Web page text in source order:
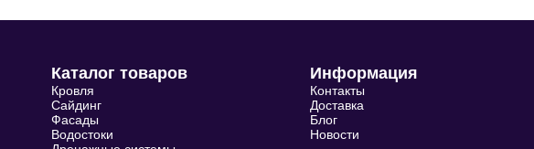
Каталог товаров
Кровля
Сайдинг
Фасады
Водостоки
Информация
Контакты
Доставка
Блог
Новости